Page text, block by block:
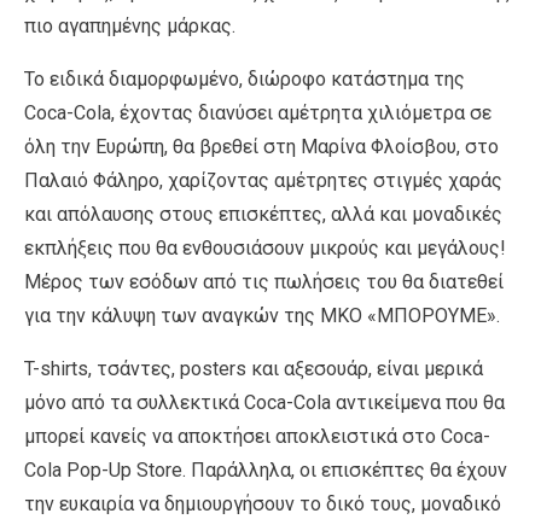
πιο αγαπημένης μάρκας.
Το ειδικά διαμορφωμένο, διώροφο κατάστημα της
Coca-Cola, έχοντας διανύσει αμέτρητα χιλιόμετρα σε
όλη την Ευρώπη, θα βρεθεί στη Μαρίνα Φλοίσβου, στο
Παλαιό Φάληρο, χαρίζοντας αμέτρητες στιγμές χαράς
και απόλαυσης στους επισκέπτες, αλλά και μοναδικές
εκπλήξεις που θα ενθουσιάσουν μικρούς και μεγάλους!
Μέρος των εσόδων από τις πωλήσεις του θα διατεθεί
για την κάλυψη των αναγκών της ΜΚΟ «ΜΠΟΡΟΥΜΕ».
T-shirts, τσάντες, posters και αξεσουάρ, είναι μερικά
μόνο από τα συλλεκτικά Coca-Cola αντικείμενα που θα
μπορεί κανείς να αποκτήσει αποκλειστικά στο Coca-
Cola Pop-Up Store. Παράλληλα, οι επισκέπτες θα έχουν
την ευκαιρία να δημιουργήσουν το δικό τους, μοναδικό